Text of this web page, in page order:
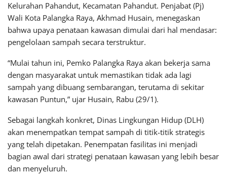
Kelurahan Pahandut, Kecamatan Pahandut. Penjabat (Pj)
Wali Kota Palangka Raya, Akhmad Husain, menegaskan
bahwa upaya penataan kawasan dimulai dari hal mendasar:
pengelolaan sampah secara terstruktur.
“Mulai tahun ini, Pemko Palangka Raya akan bekerja sama
dengan masyarakat untuk memastikan tidak ada lagi
sampah yang dibuang sembarangan, terutama di sekitar
kawasan Puntun,” ujar Husain, Rabu (29/1).
Sebagai langkah konkret, Dinas Lingkungan Hidup (DLH)
akan menempatkan tempat sampah di titik-titik strategis
yang telah dipetakan. Penempatan fasilitas ini menjadi
bagian awal dari strategi penataan kawasan yang lebih besar
dan menyeluruh.